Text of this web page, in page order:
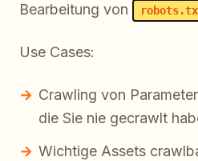
Bearbeitung von
Use Cases:
Crawling von
die Sie nie gecrawlt
Wichtige Assets